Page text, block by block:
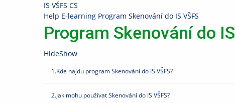
IS VŠFS CS
>
Help >
E-learning >
Program Skenování do IS VŠFS
Program Skenování do
HideShow
1.Kde najdu program Skenování do IS VŠFS?
2.Jak mohu používat Skenování do IS VŠFS?